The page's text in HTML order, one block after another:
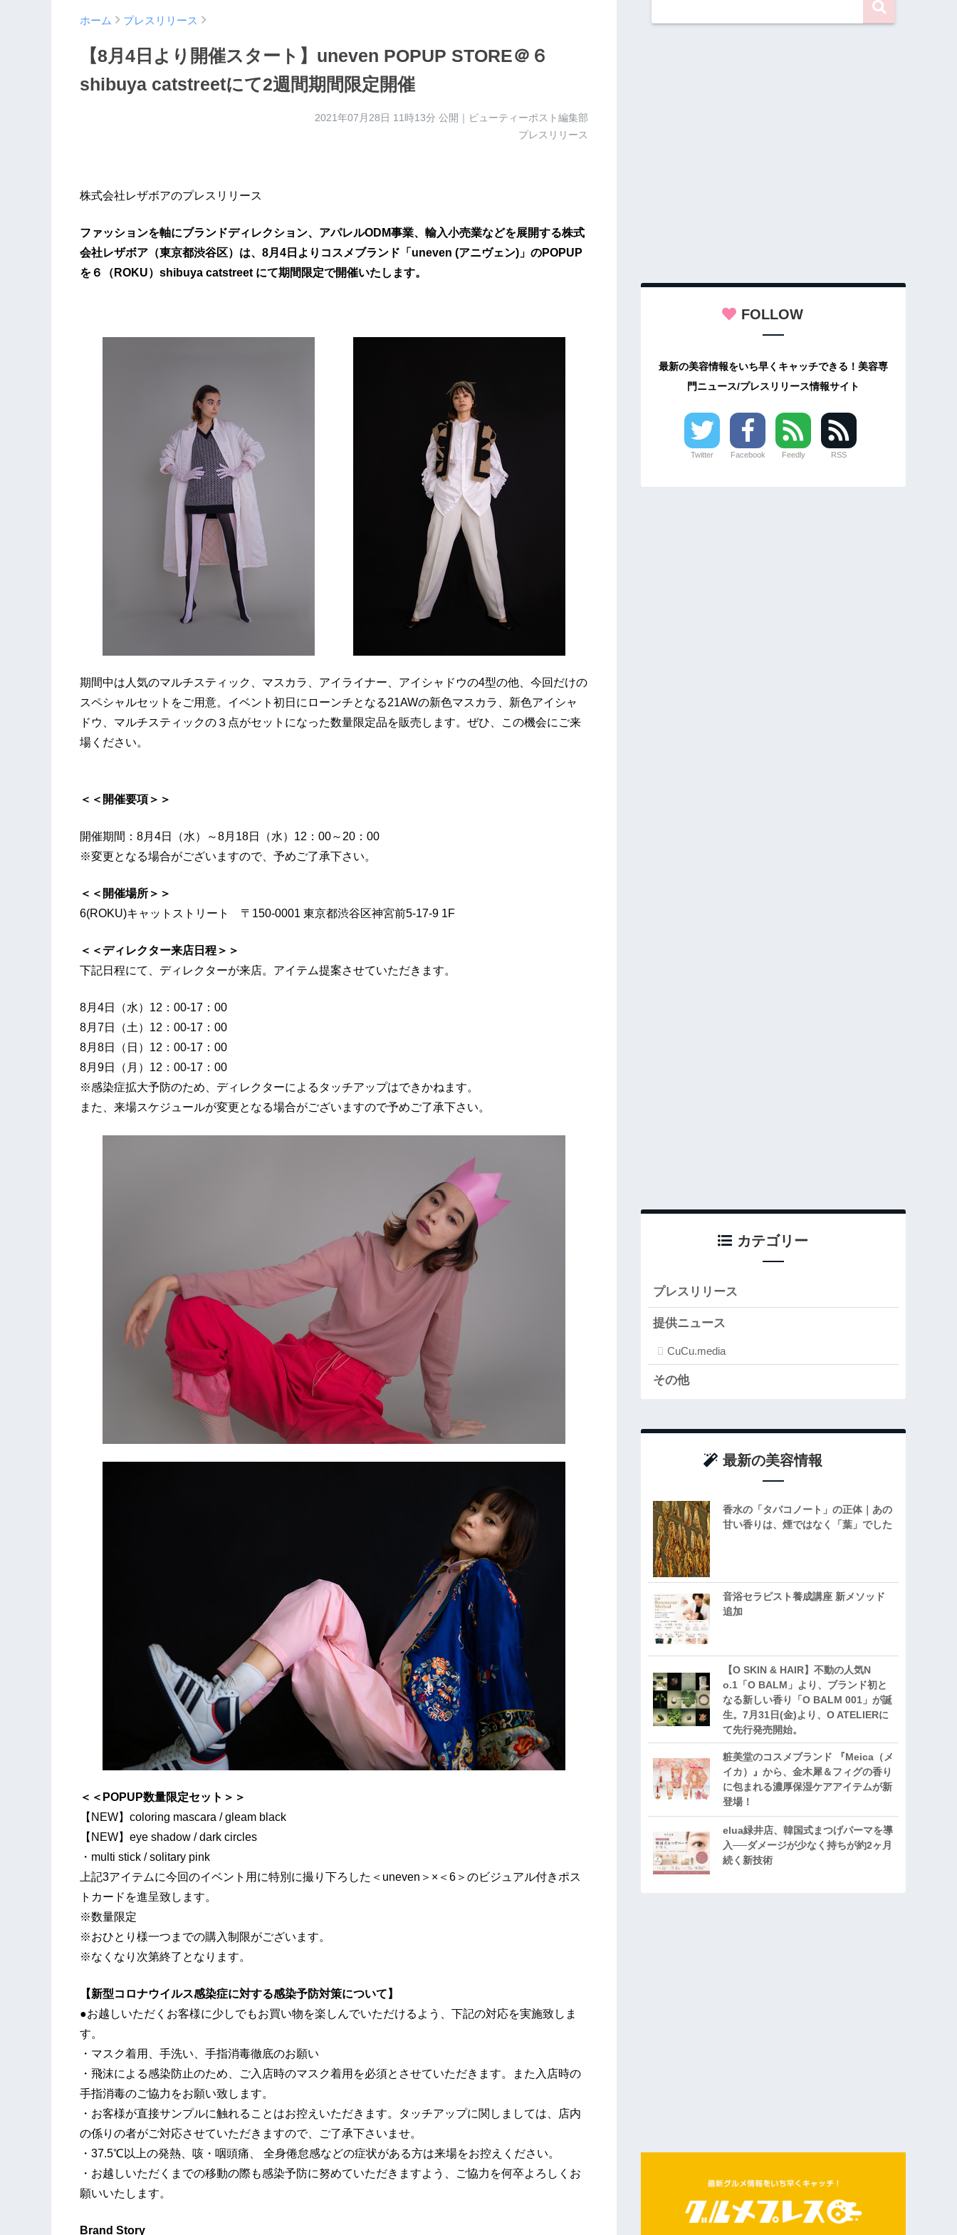
ホーム プレスリリース
【8月4日より開催スタート】uneven POPUP STORE＠６
shibuya catstreetにて2週間期間限定開催
2021年07月28日 11時13分 公開｜ビューティーポスト編集部
プレスリリース
株式会社レザボアのプレスリリース
ファッションを軸にブランドディレクション、アパレルODM事業、輸入小売業などを展開する株式
会社レザボア（東京都渋谷区）は、8月4日よりコスメブランド「uneven (アニヴェン)」のPOPUP
を６（ROKU）shibuya catstreet にて期間限定で開催いたします。
期間中は人気のマルチスティック、マスカラ、アイライナー、アイシャドウの4型の他、今回だけの
スペシャルセットをご用意。イベント初日にローンチとなる21AWの新色マスカラ、新色アイシャ
ドウ、マルチスティックの３点がセットになった数量限定品を販売します。ぜひ、この機会にご来
場ください。
＜＜開催要項＞＞
開催期間：8月4日（水）～8月18日（水）12：00～20：00
※変更となる場合がございますので、予めご了承下さい。
＜＜開催場所＞＞
6(ROKU)キャットストリート 〒150-0001 東京都渋谷区神宮前5-17-9 1F
＜＜ディレクター来店日程＞＞
下記日程にて、ディレクターが来店。アイテム提案させていただきます。
8月4日（水）12：00‐17：00
8月7日（土）12：00‐17：00
8月8日（日）12：00‐17：00
8月9日（月）12：00‐17：00
※感染症拡大予防のため、ディレクターによるタッチアップはできかねます。
また、来場スケジュールが変更となる場合がございますので予めご了承下さい。
＜＜POPUP数量限定セット＞＞
【NEW】coloring mascara / gleam black
【NEW】eye shadow / dark circles
・multi stick / solitary pink
上記3アイテムに今回のイベント用に特別に撮り下ろした＜uneven＞×＜6＞のビジュアル付きポス
トカードを進呈致します。
※数量限定
※おひとり様一つまでの購入制限がございます。
※なくなり次第終了となります。
【新型コロナウイルス感染症に対する感染予防対策について】
●お越しいただくお客様に少しでもお買い物を楽しんでいただけるよう、下記の対応を実施致しま
す。
・マスク着用、手洗い、手指消毒徹底のお願い
・飛沫による感染防止のため、ご入店時のマスク着用を必須とさせていただきます。また入店時の
手指消毒のご協力をお願い致します。
・お客様が直接サンプルに触れることはお控えいただきます。タッチアップに関しましては、店内
の係りの者がご対応させていただきますので、ご了承下さいませ。
・37.5℃以上の発熱、咳・咽頭痛、 全身倦怠感などの症状がある方は来場をお控えください。
・お越しいただくまでの移動の際も感染予防に努めていただきますよう、ご協力を何卒よろしくお
願いいたします。
Brand Story
FOLLOW
最新の美容情報をいち早くキャッチできる！美容専
門ニュース/プレスリリース情報サイト
Twitter Facebook Feedly RSS
カテゴリー
プレスリリース
提供ニュース
CuCu.media
その他
最新の美容情報
香水の「タバコノート」の正体｜あの
甘い香りは、煙ではなく「葉」でした
音浴セラピスト養成講座 新メソッド
追加
【O SKIN & HAIR】不動の人気N
o.1「O BALM」より、ブランド初と
なる新しい香り「O BALM 001」が誕
生。7月31日(金)より、O ATELIERに
て先行発売開始。
粧美堂のコスメブランド 『Meica（メ
イカ）』から、金木犀＆フィグの香り
に包まれる濃厚保湿ケアアイテムが新
登場！
elua緑井店、韓国式まつげパーマを導
入──ダメージが少なく持ちが約2ヶ月
続く新技術